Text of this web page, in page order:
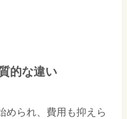
的な違い
められ、費用も抑えら